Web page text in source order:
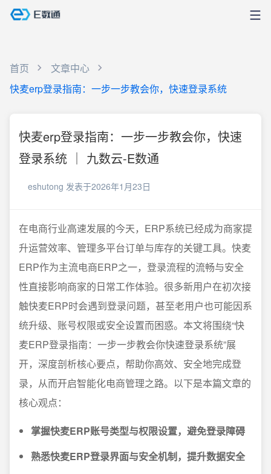
首页
文章中心
快麦erp登录指南：一步一步教会你，快速登录系统
快麦erp登录指南：一步一步教会你，快速
登录系统 ｜ 九数云-E数通
eshutong 发表于2026年1月23日
在电商行业高速发展的今天，ERP系统已经成为商家提
升运营效率、管理多平台订单与库存的关键工具。快麦
ERP作为主流电商ERP之一，登录流程的流畅与安全
性直接影响商家的日常工作体验。很多新用户在初次接
触快麦ERP时会遇到登录问题，甚至老用户也可能因系
统升级、账号权限或安全设置而困惑。本文将围绕“快
麦ERP登录指南：一步一步教会你快速登录系统”展
开，深度剖析核心要点，帮助你高效、安全地完成登
录，从而开启智能化电商管理之路。以下是本篇文章的
核心观点：
掌握快麦ERP账号类型与权限设置，避免登录障碍
熟悉快麦ERP登录界面与安全机制，提升数据安全